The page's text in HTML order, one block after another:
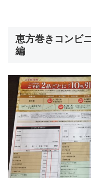
恵方巻きコンビ
編